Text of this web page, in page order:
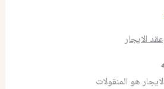
الايجار
هو المنقولات